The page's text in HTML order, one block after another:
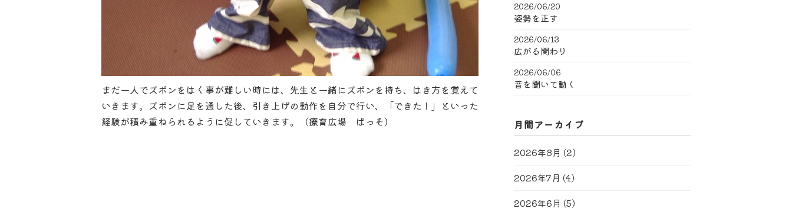
まだ一人でズボンをはく事が難しい時には、先生と一緒にズボンを持ち、はき方を覚えて
いきます。ズボンに足を通した後、引き上げの動作を自分で行い、「できた！」といった
経験が積み重ねられるように促していきます。（療育広場 ぱっそ）
2026/06/20
姿勢を正す
2026/06/13
広がる関わり
2026/06/06
音を聞いて動く
月間アーカイブ
2026年8月 (2)
2026年7月 (4)
2026年6月 (5)